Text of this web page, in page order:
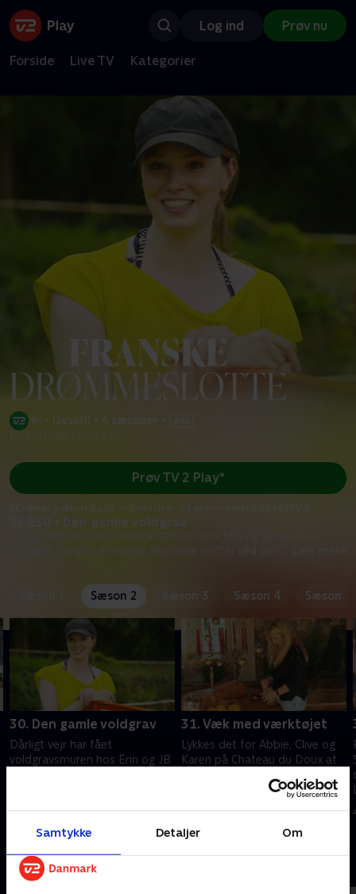
Samtykke Detaljer Om
Log ind Prøv nu
Forside Live TV Kategorier
• Livsstil • 6 sæsoner
S2:E30 • Den gamle voldgrav
Dårligt vejr har fået voldgravsmuren hos Erin og JB til at
kollapse. Sarah og George skal være værter ved den
Prøv TV 2 Play*
*Kræver pakken Basis. Administrer dit abonnement på Mit TV 2.
Sæson 2 Sæson 3 Sæson 4 Sæson 5
30. Den gamle voldgrav
Dårligt vejr har fået
voldgravsmuren hos Erin og JB
18. juni 2022 • 44 min
31. Væk med værktøjet
Lykkes det for Abbie, Clive og
Karen på Chateau du Doux at
jul? På Chateau de la Fare
27. november 2022 • 44 min
Andre så også